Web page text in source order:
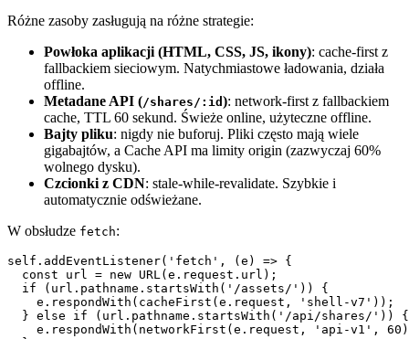
Różne zasoby zasługują na różne strategie:
Powłoka aplikacji (HTML, CSS, JS, ikony): cache-first z
fallbackiem sieciowym. Natychmiastowe ładowania, działa
offline.
Metadane API (/shares/:id ): network-first z fallbackiem
cache, TTL 60 sekund. Świeże online, użyteczne offline.
Bajty pliku: nigdy nie buforuj. Pliki często mają wiele
gigabajtów, a Cache API ma limity origin (zazwyczaj 60%
wolnego dysku).
Czcionki z CDN: stale-while-revalidate. Szybkie i
automatycznie odświeżane.
W obsłudze fetch:
self.addEventListener('fetch', (e) => {
  const url = new URL(e.request.url);
  if (url.pathname.startsWith('/assets/')) {
    e.respondWith(cacheFirst(e.request, 'shell-v7'));
  } else if (url.pathname.startsWith('/api/shares/')) {
e.respondWith(networkFirst(e.request, 'api-v1',